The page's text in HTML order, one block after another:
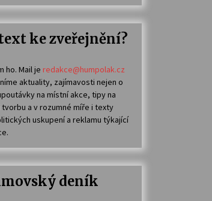
ke zveřejnění?
ho. Mail je redakce@humpolak.cz
aktuality, zajímavosti nejen o
na místní akce, tipy na
tvorbu a v rozumné míře i texty
uskupení a reklamu týkající
deník